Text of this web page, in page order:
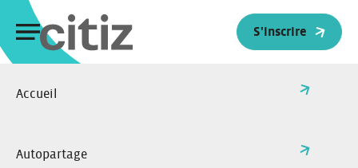
S'inscrire
Accueil
Autopartage
Retour à l'accueil
> Actualités
Panneau de gestion des cookies